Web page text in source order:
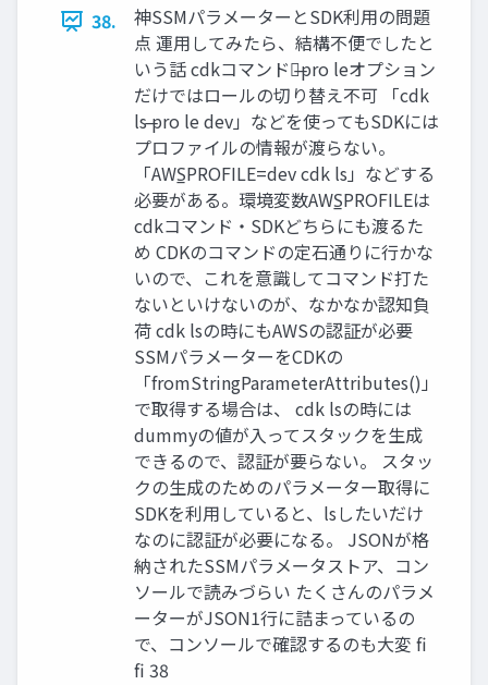
38.
神SSMパラメーターとSDK利用の問題
点 運用してみたら、結構不便でしたと
いう話 cdkコマンドの̶pro leオプション
だけではロールの切り替え不可 「cdk
ls ̶pro le dev」などを使ってもSDKには
プロファイルの情報が渡らない。
「AWS̲PROFILE=dev cdk ls」などする
必要がある。環境変数AWS̲PROFILEは
cdkコマンド・SDKどちらにも渡るた
め CDKのコマンドの定石通りに行かな
いので、これを意識してコマンド打た
ないといけないのが、なかなか認知負
荷 cdk lsの時にもAWSの認証が必要
SSMパラメーターをCDKの
「fromStringParameterAttributes()」
で取得する場合は、 cdk lsの時には
dummyの値が入ってスタックを生成
できるので、認証が要らない。 スタッ
クの生成のためのパラメーター取得に
SDKを利用していると、lsしたいだけ
なのに認証が必要になる。 JSONが格
納されたSSMパラメータストア、コン
ソールで読みづらい たくさんのパラメ
ーターがJSON1行に詰まっているの
で、コンソールで確認するのも大変 fi
fi 38